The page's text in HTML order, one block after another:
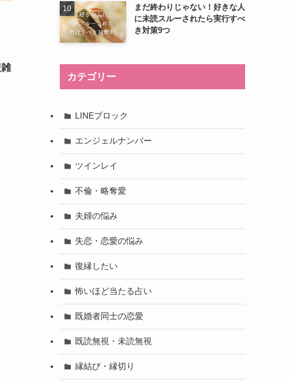
まだ終わりじゃない！好きな人
に未読スルーされたら実行すべ
き対策9つ
カテゴリー
LINEブロック
エンジェルナンバー
ツインレイ
不倫・略奪愛
夫婦の悩み
失恋・恋愛の悩み
復縁したい
怖いほど当たる占い
既婚者同士の恋愛
既読無視・未読無視
縁結び・縁切り